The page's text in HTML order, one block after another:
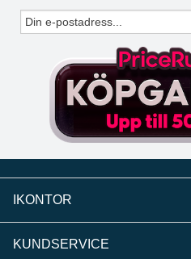
IKONTOR
KUNDSERVICE